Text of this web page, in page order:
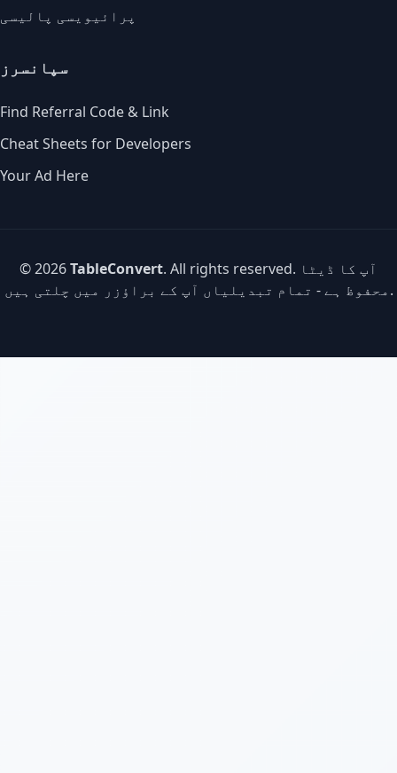
پرائیویسی پالیسی
سپانسرز
Find Referral Code & Link
Cheat Sheets for Developers
Your Ad Here
© 2026TableConvert. All rights reserved. آپ کا ڈیٹا
محفوظ ہے - تمام تبدیلیاں آپ کے براؤزر میں چلتی ہیں.